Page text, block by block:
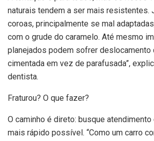
naturais tendem a ser mais resistentes.
coroas, principalmente se mal
com o grude do caramelo. Até mesmo
planejados podem sofrer deslocamento
cimentada em vez de parafusada”,
dentista.
Fraturou? O que fazer?
O caminho é direto: busque
mais rápido possível. “Como um carro